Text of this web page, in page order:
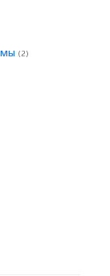
(2)